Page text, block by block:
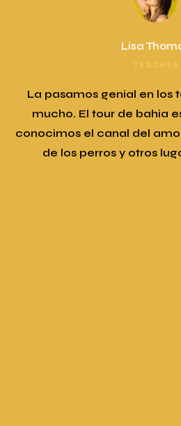
Lisa
La pasamos genial en los
mucho. El tour de bahia
conocimos el canal del
de los perros y otros